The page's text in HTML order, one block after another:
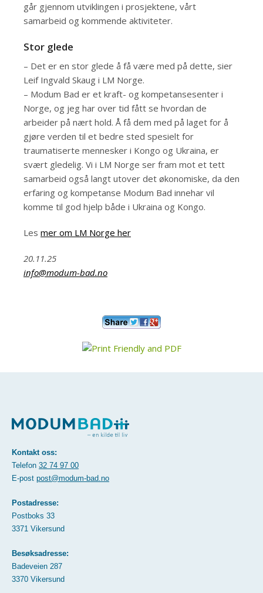
går gjennom utviklingen i prosjektene, vårt
samarbeid og kommende aktiviteter.
Stor glede
– Det er en stor glede å få være med på dette, sier
Leif Ingvald Skaug i LM Norge.
– Modum Bad er et kraft- og kompetansesenter i
Norge, og jeg har over tid fått se hvordan de
arbeider på nært hold. Å få dem med på laget for å
gjøre verden til et bedre sted spesielt for
traumatiserte mennesker i Kongo og Ukraina, er
svært gledelig. Vi i LM Norge ser fram mot et tett
samarbeid også langt utover det økonomiske, da den
erfaring og kompetanse Modum Bad innehar vil
komme til god hjelp både i Ukraina og Kongo.
Les mer om LM Norge her
20.11.25
info@modum-bad.no
Kontakt oss:
Telefon 32 74 97 00
E-post post@modum-bad.no
Postadresse:
Postboks 33
3371 Vikersund
Besøksadresse:
Badeveien 287
3370 Vikersund